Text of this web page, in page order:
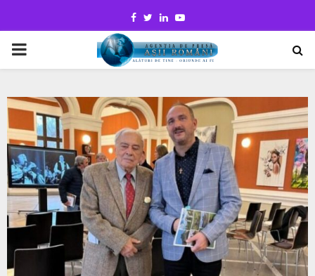
Facebook
TwitterLinkedinYoutube
PRIMARY